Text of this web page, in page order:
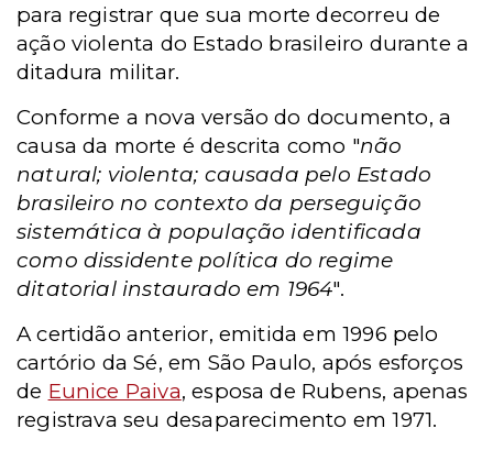
para registrar que sua morte decorreu de
ação violenta do Estado brasileiro durante a
ditadura militar.
Conforme a nova versão do documento, a
causa da morte é descrita como "não
natural; violenta; causada pelo Estado
brasileiro no contexto da perseguição
sistemática à população identificada
como dissidente política do regime
ditatorial instaurado em 1964".
A certidão anterior, emitida em 1996 pelo
cartório da Sé, em São Paulo, após esforços
de Eunice Paiva, esposa de Rubens, apenas
registrava seu desaparecimento em 1971.